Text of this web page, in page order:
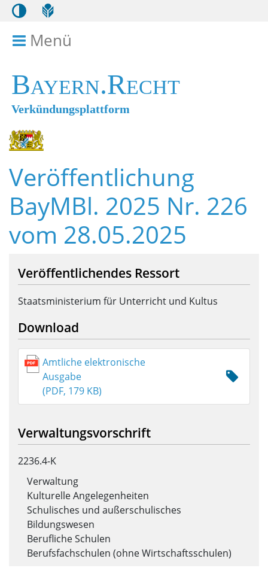
Menü
Bayern.Recht
Verkündungsplattform
Veröffentlichung
BayMBl. 2025 Nr. 226
vom 28.05.2025
Veröffentlichendes Ressort
Staatsministerium für Unterricht und Kultus
Download
Amtliche elektronische
Ausgabe
(PDF, 179 KB)
Verwaltungsvorschrift
2236.4-K
Verwaltung
Kulturelle Angelegenheiten
Schulisches und außerschulisches
Bildungswesen
Berufliche Schulen
Berufsfachschulen (ohne Wirtschaftsschulen)